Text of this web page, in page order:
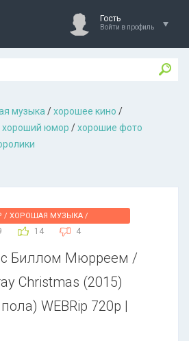
Гость
Войти в профиль
музыкa /хорошее кино /
хороший юмор /хорошие фото
ХОРОШАЯ МУЗЫКА /
14 4
с Биллом Мюрреем /
Christmas (2015)
WEBRip 720p |